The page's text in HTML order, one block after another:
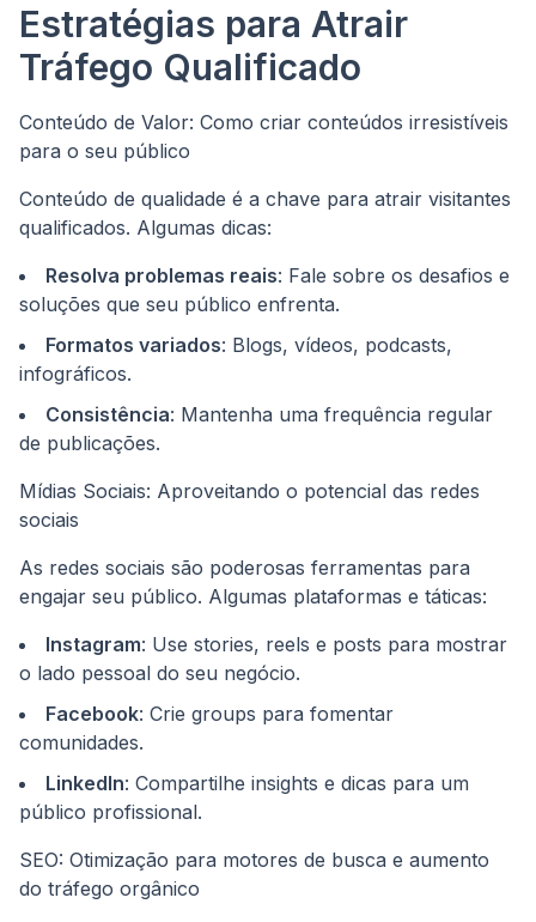
Estratégias para Atrair
Tráfego Qualificado
Conteúdo de Valor: Como criar conteúdos irresistíveis
para o seu público
Conteúdo de qualidade é a chave para atrair visitantes
qualificados. Algumas dicas:
Resolva problemas reais: Fale sobre os desafios e
soluções que seu público enfrenta.
Formatos variados: Blogs, vídeos, podcasts,
infográficos.
Consistência: Mantenha uma frequência regular
de publicações.
Mídias Sociais: Aproveitando o potencial das redes
sociais
As redes sociais são poderosas ferramentas para
engajar seu público. Algumas plataformas e táticas:
Instagram: Use stories, reels e posts para mostrar
o lado pessoal do seu negócio.
Facebook: Crie groups para fomentar
comunidades.
LinkedIn: Compartilhe insights e dicas para um
público profissional.
SEO: Otimização para motores de busca e aumento
do tráfego orgânico